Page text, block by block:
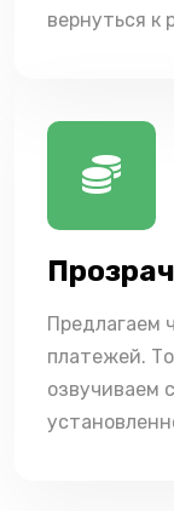
вернуться к
Предлагаем
платежей.
озвучиваем